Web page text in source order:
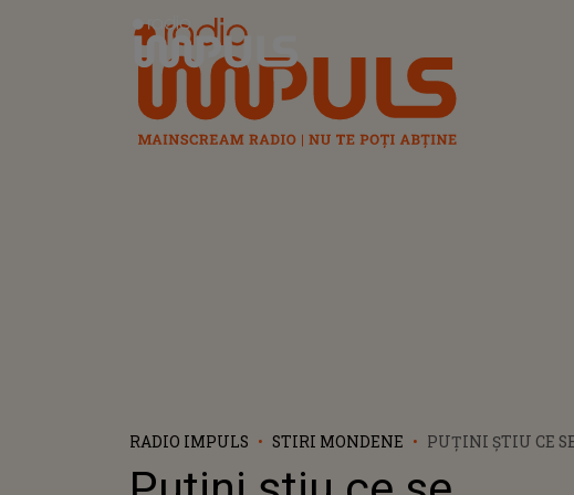
Radio Impuls
RADIO IMPULS STIRI MONDENE
PUȚINI ȘTIU CE
TRANSFORMĂRII